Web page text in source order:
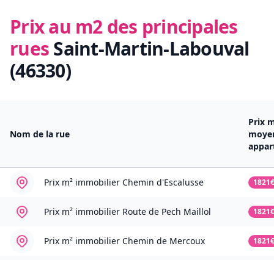
Prix au m2 des principales
ruesSaint-Martin-Labouval
(46330)
Nom de la rue
Prix
Prix m² immobilier Chemin d'Escalusse 1821€
Prix m² immobilier Route de Pech Maillol 1821€
Prix m² immobilier Chemin de Mercoux 1821€